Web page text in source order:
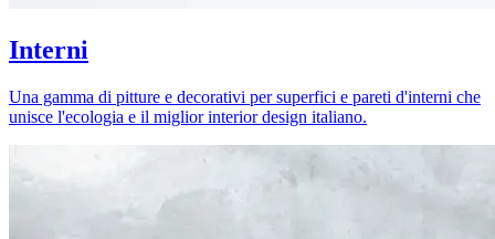
Interni
Una gamma di pitture e decorativi per superfici e pareti d'interni che
unisce l'ecologia e il miglior interior design italiano.